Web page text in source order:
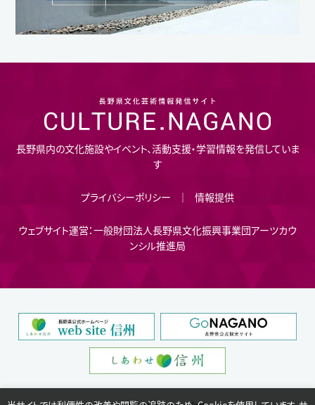
長野県内の文化施設やイベント、活動支援・学習情報を発信していま
す
プライバシーポリシー 情報提供
ウェブサイト運営：一般財団法人長野県文化振興事業団アーツカウ
ンシル推進局